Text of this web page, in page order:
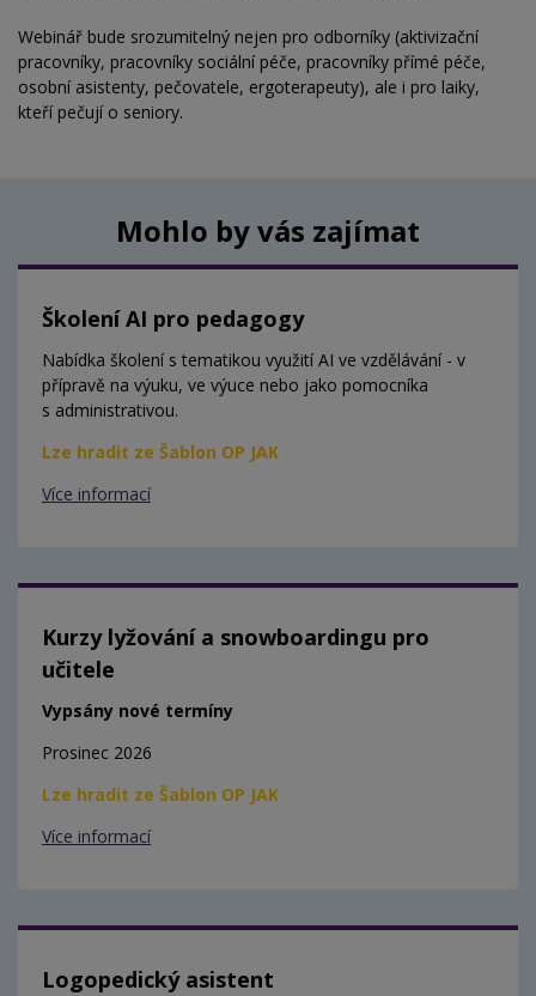
Webinář bude srozumitelný nejen pro odborníky (aktivizační
pracovníky, pracovníky sociální péče, pracovníky přímé péče,
osobní asistenty, pečovatele, ergoterapeuty), ale i pro laiky,
kteří pečují o seniory.
Mohlo by vás zajímat
Školení AI pro pedagogy
Nabídka školení s tematikou využití AI ve vzdělávání - v
přípravě na výuku, ve výuce nebo jako pomocníka
s administrativou.
Lze hradit ze Šablon OP JAK
Více informací
Kurzy lyžování a snowboardingu pro
učitele
Vypsány nové termíny
Prosinec 2026
Lze hradit ze Šablon OP JAK
Více informací
Logopedický asistent